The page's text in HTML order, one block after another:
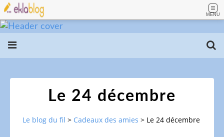
MENU
Le 24 décembre
Le blog du fil > Cadeaux des amies > Le 24 décembre